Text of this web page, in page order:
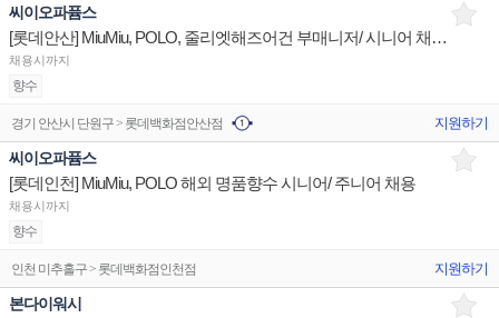
씨이오파퓸스
[롯데안산] MiuMiu, POLO, 줄리엣해즈어건 부매니저/ 시니어 채용(경력직)
채용시까지
향수
경기 안산시 단원구 > 롯데백화점안산점 지원하기
씨이오파퓸스
[롯데인천] MiuMiu, POLO 해외 명품향수 시니어/ 주니어 채용
채용시까지
향수
인천 미추홀구 > 롯데백화점인천점 지원하기
본다이워시